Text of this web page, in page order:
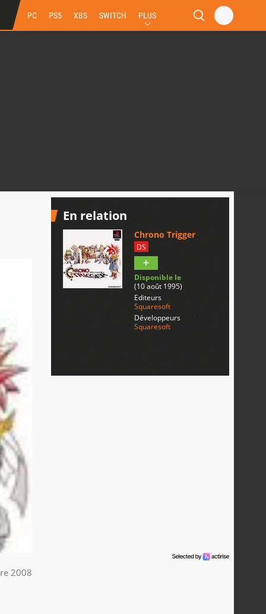
PC PS5 XBS SWITCH PLUS
2008
En relation
Chrono Trigger
DS
Disponible le
(10 août 1995)
Editeurs
Squaresoft
Développeurs
Squaresoft